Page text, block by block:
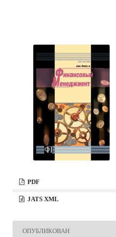
PDF
JATS XML
ОПУБЛИКОВАН